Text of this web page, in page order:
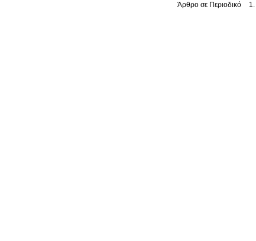
Άρθρο σε Περιοδικό